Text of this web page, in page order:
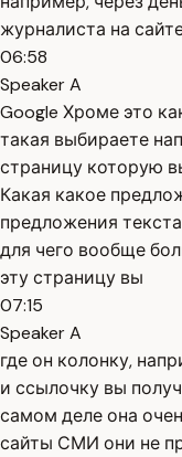
журналиста на
06:58
Speaker A
Google Хроме это
такая выбираете
страницу которую
Какая какое
предложения
для чего вообще
эту страницу вы
07:15
Speaker A
где он колонку,
и ссылочку вы
самом деле она
сайты СМИ они не